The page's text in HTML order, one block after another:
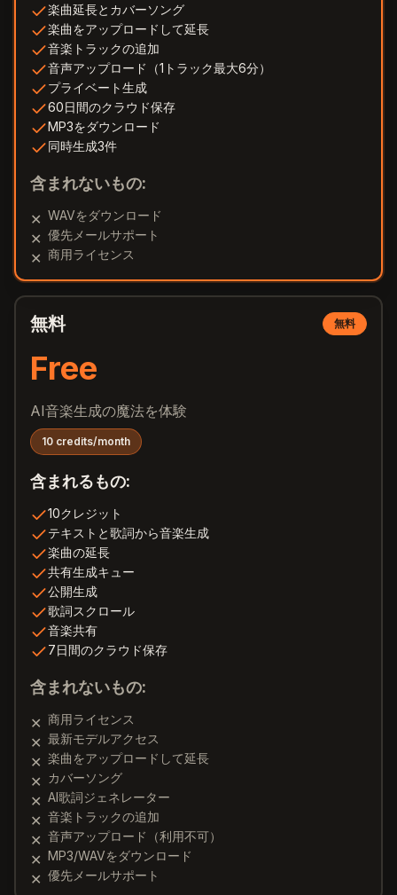
無料 無料
Free
AI音楽生成の魔法を体験
10 credits/month
含まれるもの:
10クレジット
テキストと歌詞から音楽生成
楽曲の延長
共有生成キュー
公開生成
歌詞スクロール
音楽共有
7日間のクラウド保存
含まれないもの:
✕ 商用ライセンス
✕ 最新モデルアクセス
✕ 楽曲をアップロードして延長
✕ カバーソング
✕ AI歌詞ジェネレーター
✕ 音楽トラックの追加
✕ 音声アップロード（利用不可）
✕ MP3/WAVをダウンロード
✕ 優先メールサポート
楽曲延長とカバーソング
楽曲をアップロードして延長
音楽トラックの追加
音声アップロード（1トラック最大6分）
プライベート生成
60日間のクラウド保存
MP3をダウンロード
同時生成3件
含まれないもの:
✕ WAVをダウンロード
✕ 優先メールサポート
✕ 商用ライセンス